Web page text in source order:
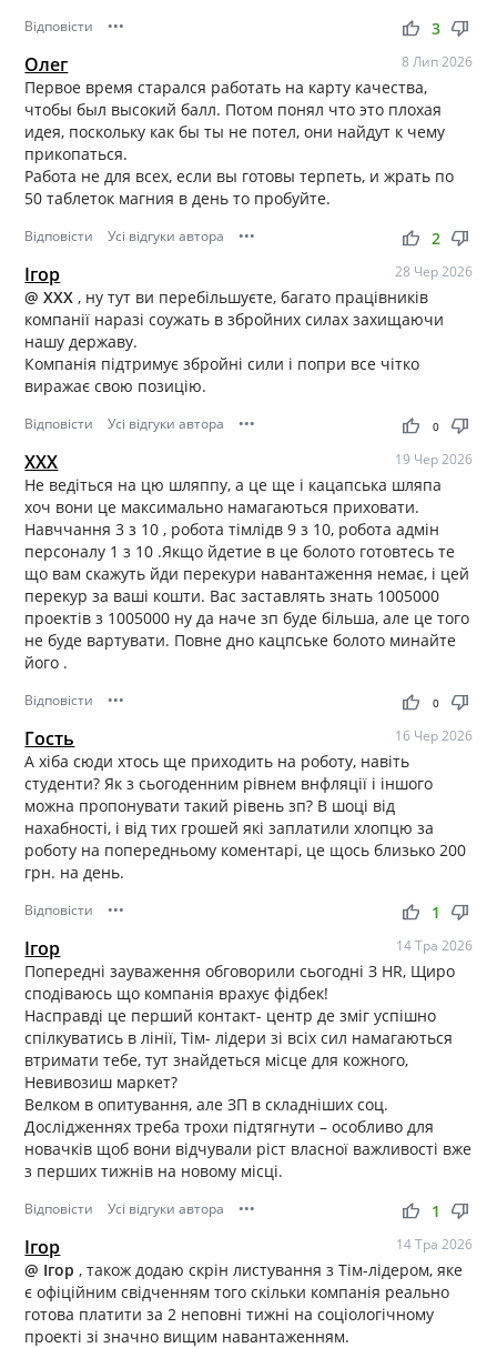
спірні питання, які, на Ваш погляд, потребують їх
адресу
. Таким чином, ми зможемо
оперативно відреагувати та сприяти швидкому
вирішенню Вашого питання.
Відповісти ••• thumb_up thumb_down
3
Олег 8 Лип 2026
Первое время старался работать на карту качества,
чтобы был высокий балл. Потом понял что это плохая
идея, поскольку как бы ты не потел, они найдут к чему
прикопаться.
Работа не для всех, если вы готовы терпеть, и жрать по
50 таблеток магния в день то пробуйте.
Відповісти Усі відгуки автора ••• thumb_up thumb_down
2
Ігор 28 Чер 2026
@ ХХХ, ну тут ви перебільшуєте, багато працівників
компанії наразі соужать в збройних силах захищаючи
нашу державу.
Компанія підтримує збройні сили і попри все чітко
виражає свою позицію.
Відповісти Усі відгуки автора ••• thumb_up thumb_down
0
ХХХ 19 Чер 2026
Не ведіться на цю шляппу, а це ще і кацапська шляпа
хоч вони це максимально намагаються приховати.
Навччання 3 з 10 , робота тімлідв 9 з 10, робота адмін
персоналу 1 з 10 .Якщо йдетие в це болото готовтесь те
що вам скажуть йди перекури навантаження немає, і цей
перекур за ваші кошти. Вас заставлять знать 1005000
проектів з 1005000 ну да наче зп буде більша, але це того
не буде вартувати. Повне дно кацпське болото минайте
його .
Відповісти ••• thumb_up thumb_down
0
Гость 16 Чер 2026
А хіба сюди хтось ще приходить на роботу, навіть
студенти? Як з сьогоденним рівнем внфляції і іншого
можна пропонувати такий рівень зп? В шоці від
нахабності, і від тих грошей які заплатили хлопцю за
роботу на попередньому коментарі, це щось близько 200
грн. на день.
Відповісти ••• thumb_up thumb_down
1
Ігор 14 Тра 2026
Попередні зауваження обговорили сьогодні З HR, Щиро
сподіваюсь що компанія врахує фідбек!
Насправді це перший контакт- центр де зміг успішно
спілкуватись в лінії, Тім- лідери зі всіх сил намагаються
втримати тебе, тут знайдеться місце для кожного,
Невивозиш маркет?
Велком в опитування, але ЗП в складніших соц.
Дослідженнях треба трохи підтягнути – особливо для
новачків щоб вони відчували ріст власної важливості вже
з перших тижнів на новому місці.
Відповісти Усі відгуки автора ••• thumb_up thumb_down
1
Ігор 14 Тра 2026
@ Ігор, також додаю скрін листування з Тім-лідером, яке
є офіційним свідченням того скільки компанія реально
готова платити за 2 неповні тижні на соціологічному
проекті зі значно вищим навантаженням.